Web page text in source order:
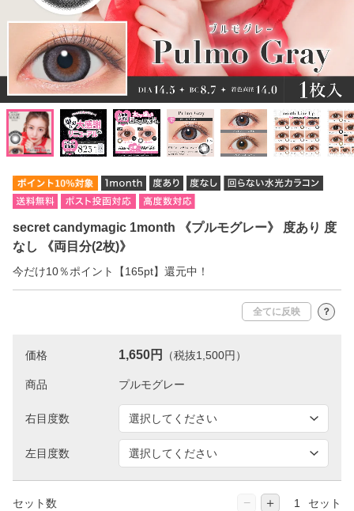
secret candymagic 1month 《プルモグレー》 度あり 度
なし 《両目分(2枚)》
今だけ10％ポイント【165pt】還元中！
全てに反映 ？
価格 1,650円 （税抜1,500円）
商品
右目度数
左目度数
セット数 − ＋ セット